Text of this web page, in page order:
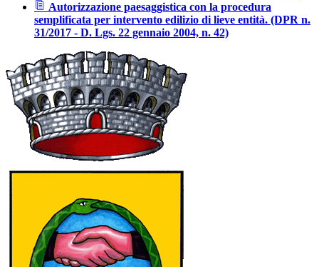
Autorizzazione paesaggistica con la procedura
semplificata per intervento edilizio di lieve entità. (DPR n.
31/2017 - D. Lgs. 22 gennaio 2004, n. 42)